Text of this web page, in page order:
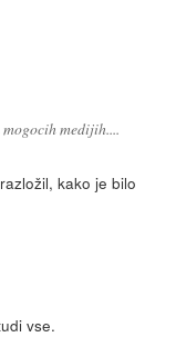
medijih....
kako je bilo
vse.